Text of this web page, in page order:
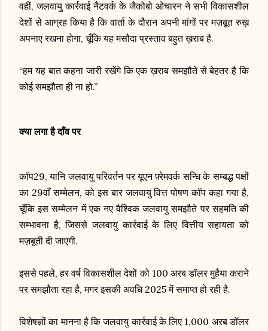
वहीं, जलवायु कार्रवाई नैटवर्क के जैकोबो ओचारन ने सभी विकासशील
देशों से आग्रह किया है कि वार्ता के दौरान अपनी मांगों पर मज़बूत रुख़
अपनाए रखना होगा, चूँकि यह मसौदा प्रस्ताव बहुत ख़राब है.
“हम यह बात कहना जारी रखेंगे कि एक ख़राब समझौते से बेहतर है कि
कोई समझौता ही ना हो.”
क्या लगा है दाँव पर
कॉप29, यानि जलवायु परिवर्तन पर यूएन फ़्रेमवर्क सन्धि के सम्बद्ध पक्षों
का 29वाँ सम्मेलन, को इस बार जलवायु वित्त पोषण कॉप कहा गया है,
चूँकि इस सम्मेलन में एक नए वैश्विक जलवायु समझौते पर सहमति की
सम्भावना है, जिससे जलवायु कार्रवाई के लिए वित्तीय सहायता को
मज़बूती दी जाएगी.
इससे पहले, हर वर्ष विकासशील देशों को 100 अरब डॉलर मुहैया कराने
पर समझौता रहा है, मगर इसकी अवधि 2025 में समाप्त हो रही है.
विशेषज्ञों का मानना है कि जलवायु कार्रवाई के लिए 1,000 अरब डॉलर